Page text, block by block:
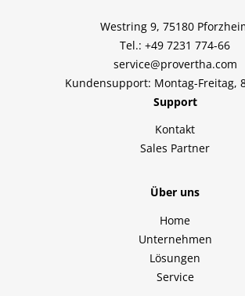
Westring 9, 75180
Tel.: +49 7231 774-66
service@provertha.com
Kundensupport: Montag-Freitag,
Support
Kontakt
Sales Partner
Über uns
Home
Unternehmen
Lösungen
Service